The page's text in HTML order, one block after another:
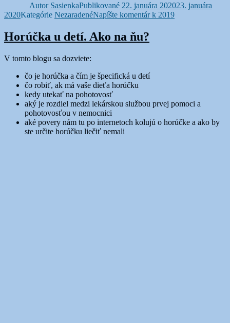
Autor SasienkaPublikované 22. januára 202023. januára
2020Kategórie NezaradenéNapíšte komentárk 2019
Horúčka u detí. Ako na ňu?
V tomto blogu sa dozviete:
čo je horúčka a čím je špecifická u detí
čo robiť, ak má vaše dieťa horúčku
kedy utekať na pohotovosť
aký je rozdiel medzi lekárskou službou prvej pomoci a
pohotovosťou v nemocnici
aké povery nám tu po internetoch kolujú o horúčke a ako by
ste určite horúčku liečiť nemali